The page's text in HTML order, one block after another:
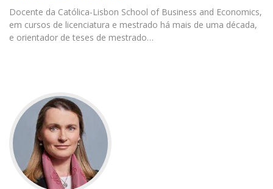
Docente da Católica-Lisbon School of Business and Economics,
em cursos de licenciatura e mestrado há mais de uma década,
e orientador de teses de mestrado…